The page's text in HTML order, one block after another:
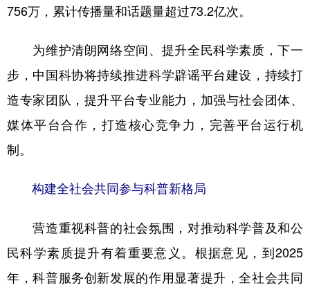
756万，累计传播量和话题量超过73.2亿次。
为维护清朗网络空间、提升全民科学素质，下一
步，中国科协将持续推进科学辟谣平台建设，持续打
造专家团队，提升平台专业能力，加强与社会团体、
媒体平台合作，打造核心竞争力，完善平台运行机
制。
构建全社会共同参与科普新格局
营造重视科普的社会氛围，对推动科学普及和公
民科学素质提升有着重要意义。根据意见，到2025
年，科普服务创新发展的作用显著提升，全社会共同